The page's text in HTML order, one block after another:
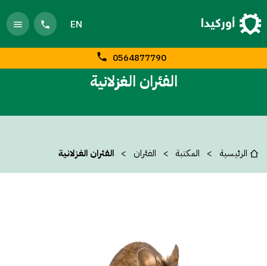
EN
0564877790
الفئران الغزلانية
الرئيسية المكتبة الفئران الفئران الغزلانية